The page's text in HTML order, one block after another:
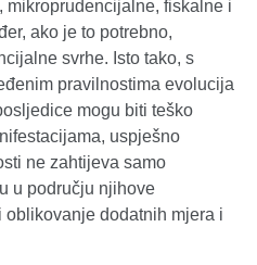
mikroprudencijalne, fiskalne i
ako je to potrebno,
svrhe. Isto tako, s
pravilnostima evolucija
mogu biti teško
uspješno
ne zahtijeva samo
u području njihove
oblikovanje dodatnih mjera i